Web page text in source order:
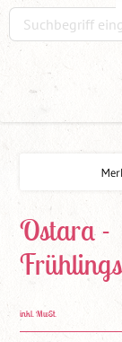
Ostara -
inkl. MwSt.